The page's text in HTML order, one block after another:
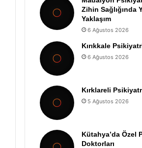
Zihin Sağlığında
Yaklaşım
6 Ağustos 2026
Kırıkkale
6 Ağustos 2026
Kırklareli
5 Ağustos 2026
Kütahya’da Özel
Doktorları